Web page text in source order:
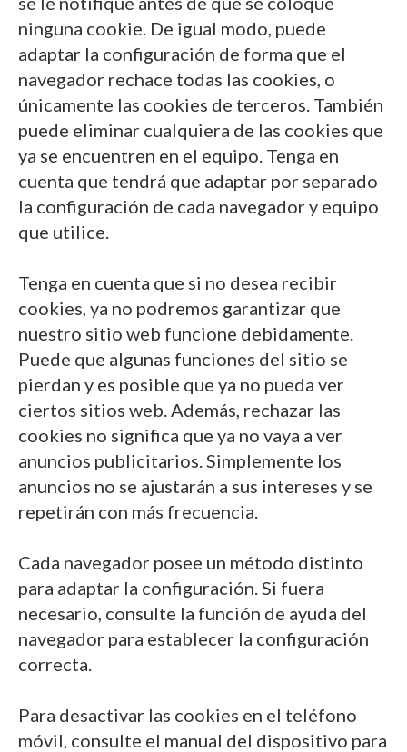
ninguna cookie. De igual modo, puede
adaptar la configuración de forma que el
navegador rechace todas las cookies, o
únicamente las cookies de terceros. También
puede eliminar cualquiera de las cookies que
ya se encuentren en el equipo. Tenga en
cuenta que tendrá que adaptar por separado
la configuración de cada navegador y equipo
que utilice.
Tenga en cuenta que si no desea recibir
cookies, ya no podremos garantizar que
nuestro sitio web funcione debidamente.
Puede que algunas funciones del sitio se
pierdan y es posible que ya no pueda ver
ciertos sitios web. Además, rechazar las
cookies no significa que ya no vaya a ver
anuncios publicitarios. Simplemente los
anuncios no se ajustarán a sus intereses y se
repetirán con más frecuencia.
Cada navegador posee un método distinto
para adaptar la configuración. Si fuera
necesario, consulte la función de ayuda del
navegador para establecer la configuración
correcta.
Para desactivar las cookies en el teléfono
móvil, consulte el manual del dispositivo para